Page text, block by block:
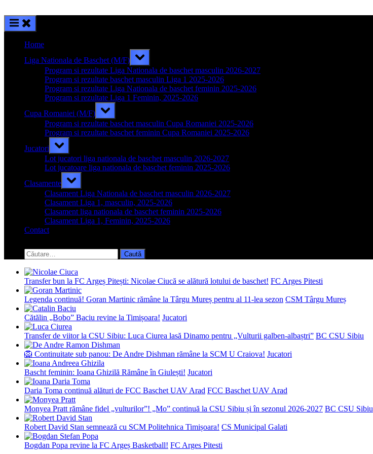
Home
Liga Nationala de Baschet (M/F)
Toggle
sub-
menu
Program si rezultate Liga Nationala de baschet masculin 2026-2027
Program si rezultate baschet masculin Liga 1 2025-2026
Program si rezultate Liga Nationala de baschet feminin 2025-2026
Program si rezultate Liga 1 Feminin, 2025-2026
Cupa Romaniei (M/F)
Toggle
sub-
menu
Program si rezultate baschet masculin Cupa Romaniei 2025-2026
Program si rezultate baschet feminin Cupa Romaniei 2025-2026
Jucatori
Toggle
sub-
menu
Lot jucatori liga nationala de baschet masculin 2026-2027
Lot jucatoare liga nationala de baschet feminin 2025-2026
Clasamente
Toggle
sub-
menu
Clasament Liga Nationala de baschet masculin 2026-2027
Clasament Liga 1, masculin, 2025-2026
Clasament liga nationala de baschet feminin 2025-2026
Clasament Liga 1, Feminin, 2025-2026
Contact
search
form
Caută
după:
Transfer bun la FC Argeș Pitești: Nicolae Ciucă se alătură lotului de baschet! FC Arges Pitesti
Legenda continuă! Goran Martinic rămâne la Târgu Mureș pentru al 11-lea sezon CSM Târgu Mureș
Cătălin „Bobo” Baciu revine la Timișoara! Jucatori
Transfer de viitor la CSU Sibiu: Luca Ciurea lasă Dinamo pentru „Vulturii galben-albaștri” BC CSU Sibiu
🦁 Continuitate sub panou: De Andre Dishman rămâne la SCM U Craiova! Jucatori
Bascht feminin: Ioana Ghizilă Rămâne în Giulești! Jucatori
Daria Toma continuă alături de FCC Baschet UAV Arad FCC Baschet UAV Arad
Monyea Pratt rămâne fidel „vulturilor”! „Mo” continuă la CSU Sibiu și în sezonul 2026-2027 BC CSU Sibiu
Robert David Stan semnează cu SCM Politehnica Timișoara! CS Municipal Galati
Bogdan Popa revine la FC Argeș Basketball! FC Arges Pitesti